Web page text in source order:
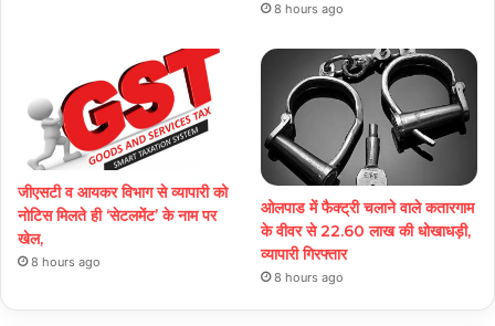
8 hours ago
जीएसटी व आयकर विभाग से व्यापारी को
नोटिस मिलते ही ‘सेटलमेंट’ के नाम पर
खेल,
8 hours ago
ओलपाड में फैक्ट्री चलाने वाले कतारगाम
के वीवर से 22.60 लाख की धोखाधड़ी,
व्यापारी गिरफ्तार
8 hours ago